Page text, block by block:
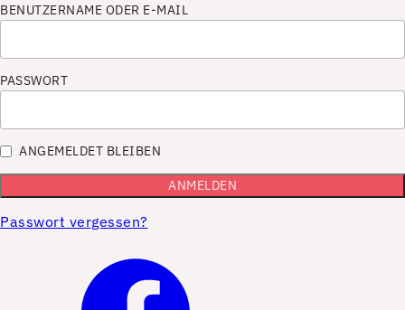
BENUTZERNAME ODER E-MAIL
PASSWORT
ANGEMELDET BLEIBEN
Passwort vergessen?